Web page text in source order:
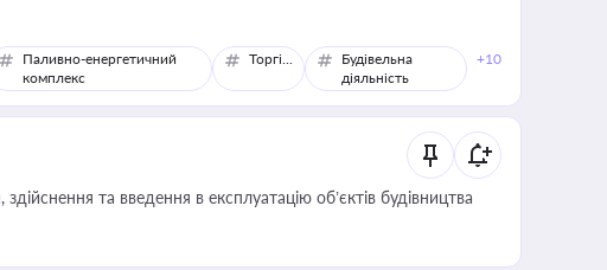
Паливно-енергетичний
комплекс
Торгівля
Будівельна
діяльність
+10
та введення в експлуатацію об’єктів будівництва